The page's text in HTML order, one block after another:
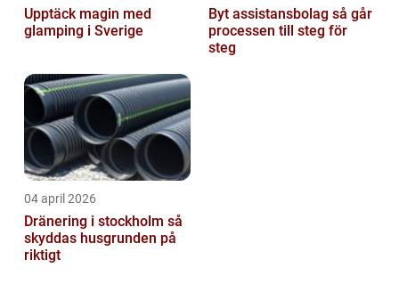
Upptäck magin med
glamping i Sverige
Byt assistansbolag så går
processen till steg för
steg
04 april 2026
Dränering i stockholm så
skyddas husgrunden på
riktigt